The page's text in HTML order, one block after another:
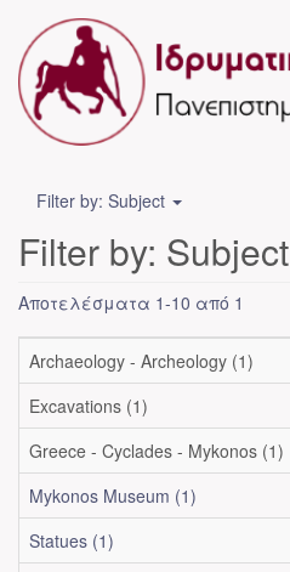
Filter by: Subject
Filter by: Subject
Αποτελέσματα 1-10 από 1
Archaeology - Archeology (1)
Excavations (1)
Greece - Cyclades - Mykonos (1)
Mykonos Museum (1)
Statues (1)